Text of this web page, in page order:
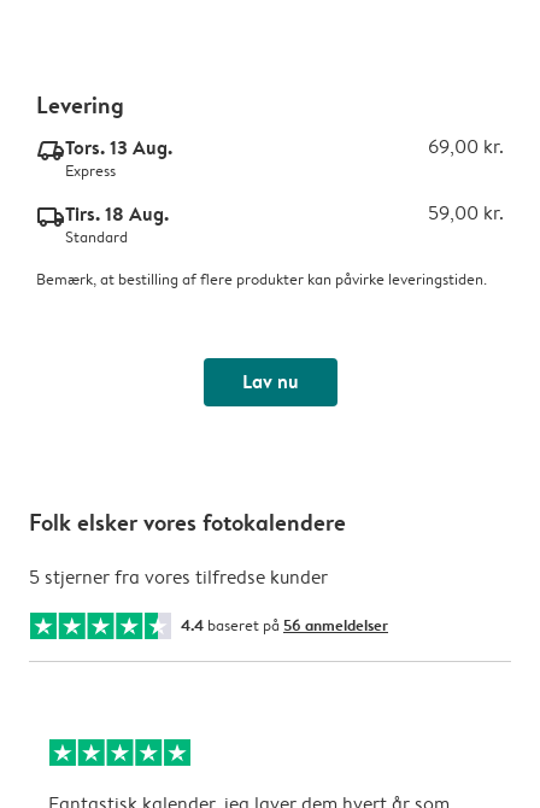
Levering
delivery_express_v2Tors. 13 Aug. 69,00 kr.
Express
delivery_standard_v2Tirs. 18 Aug. 59,00 kr.
Standard
Bemærk, at bestilling af flere produkter kan påvirke leveringstiden.
Lav nu
Folk elsker vores fotokalendere
5 stjerner fra vores tilfredse kunder
4.4 baseret på 56 anmeldelser